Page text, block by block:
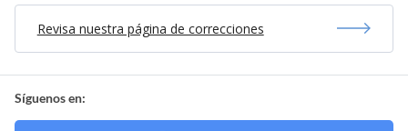
Revisa nuestra página de correcciones
Síguenos en: